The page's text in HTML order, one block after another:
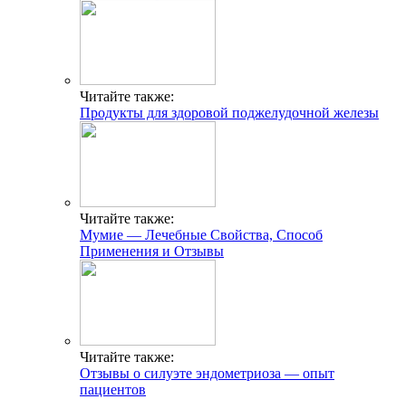
Читайте также:
Продукты для здоровой поджелудочной железы
Читайте также:
Мумие — Лечебные Свойства, Способ
Применения и Отзывы
Читайте также:
Отзывы о силуэте эндометриоза — опыт
пациентов